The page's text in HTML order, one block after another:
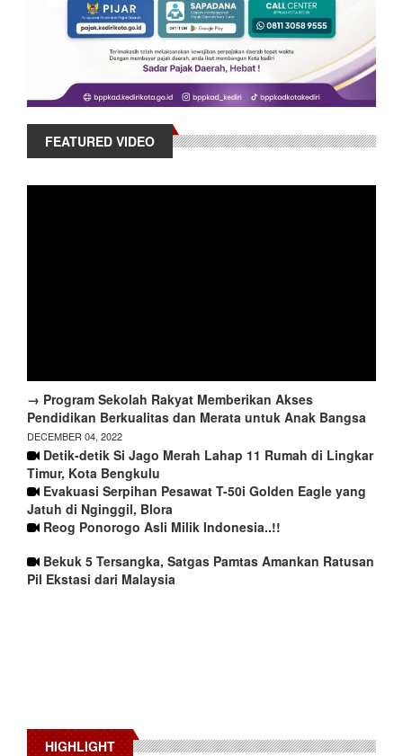
FEATURED VIDEO
→ Program Sekolah Rakyat Memberikan Akses
Pendidikan Berkualitas dan Merata untuk Anak Bangsa
DECEMBER 04, 2022
Detik-detik Si Jago Merah Lahap 11 Rumah di Lingkar
Timur, Kota Bengkulu
Evakuasi Serpihan Pesawat T-50i Golden Eagle yang
Jatuh di Nginggil, Blora
Reog Ponorogo Asli Milik Indonesia..!!
Bekuk 5 Tersangka, Satgas Pamtas Amankan Ratusan
Pil Ekstasi dari Malaysia
HIGHLIGHT